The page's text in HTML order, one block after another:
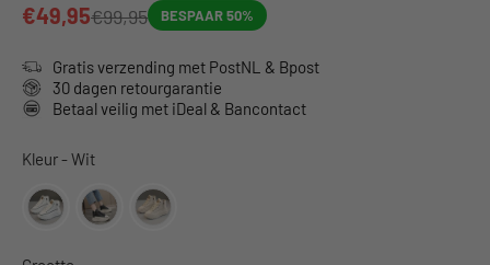
€49,95€99,95 BESPAAR 50%
Gratis verzending met PostNL & Bpost
30 dagen retourgarantie
Betaal veilig met iDeal & Bancontact
Kleur-WitKleur